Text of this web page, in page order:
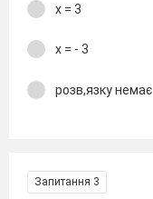
х = 3
х = - 3
розв,язку немає
Запитання 3